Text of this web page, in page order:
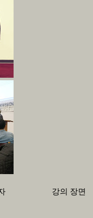
참석자 강의 장면